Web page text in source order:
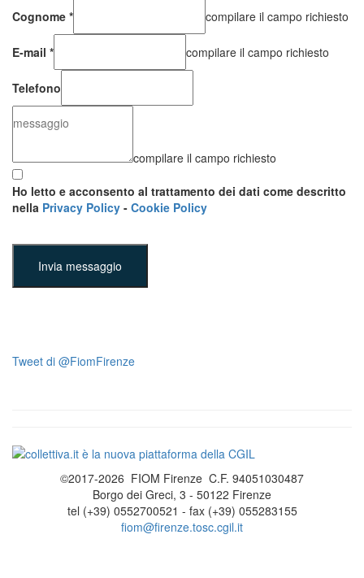
Cognome * compilare il campo richiesto
E-mail * compilare il campo richiesto
Telefono
compilare il campo richiesto
Ho letto e acconsento al trattamento dei dati come descritto
nella Privacy Policy - Cookie Policy
Invia messaggio
Tweet di @FiomFirenze
©2017-2026 FIOM Firenze C.F. 94051030487
Borgo dei Greci, 3 - 50122 Firenze
tel (+39) 0552700521 - fax (+39) 055283155
fiom@firenze.tosc.cgil.it